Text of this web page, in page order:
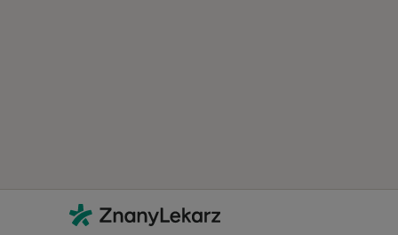
Kontakt
ZnanyLekarz - Strona główna